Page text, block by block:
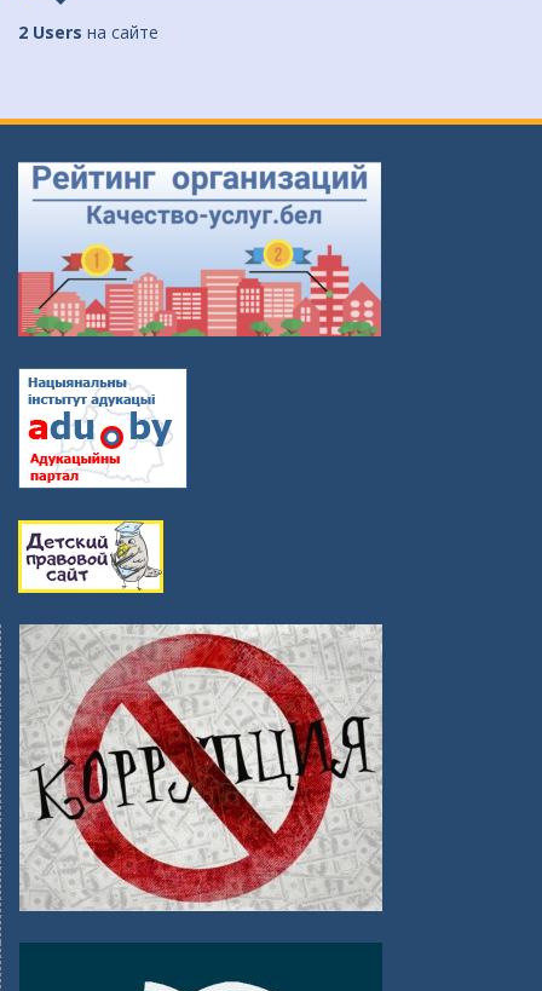
2 Users на сайте